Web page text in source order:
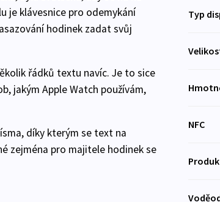
je klávesnice pro odemykání
hodinek zadat svůj
řádků textu navíc. Je to sice
jakým Apple Watch používám,
díky kterým se text na
zejména pro majitele hodinek se
Typ
NFC